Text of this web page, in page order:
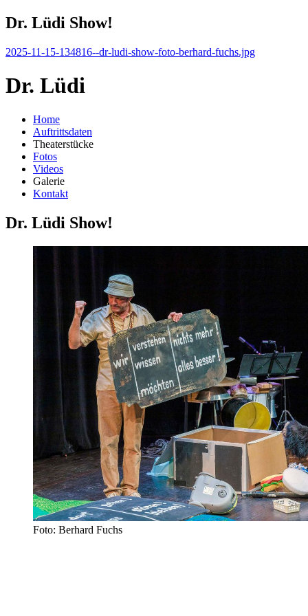
Dr. Lüdi Show!
2025-11-15-134816--dr-ludi-show-foto-berhard-fuchs.jpg
Dr. Lüdi
Home
Auftrittsdaten
Theaterstücke
Fotos
Videos
Galerie
Kontakt
Dr. Lüdi Show!
Foto: Berhard Fuchs